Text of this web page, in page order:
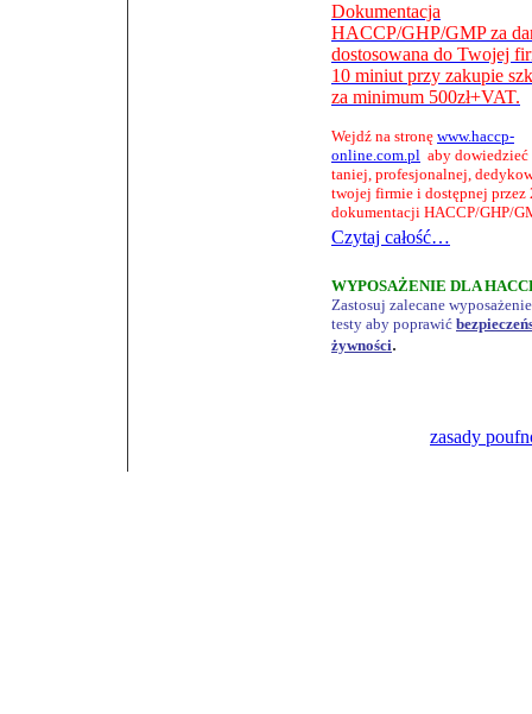
Dokumentacja
HACCP/GHP/GMPza
dostosowana do Twojej
10 miniut przy zakupie
za minimum 500zł+VAT.
Wejdź na stronę www.haccp-
online.com.pl aby dowiedzieć
taniej, profesjonalnej,
twojej firmie i dostępnej przez
dokumentacji HACCP/GHP/
Czytaj całość…
WYPOSAŻENIE DLA
Zastosuj zalecane
testy aby poprawić
żywności.
zasady